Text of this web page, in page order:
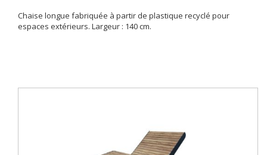
Chaise longue fabriquée à partir de plastique recyclé pour
espaces extérieurs. Largeur : 140 cm.